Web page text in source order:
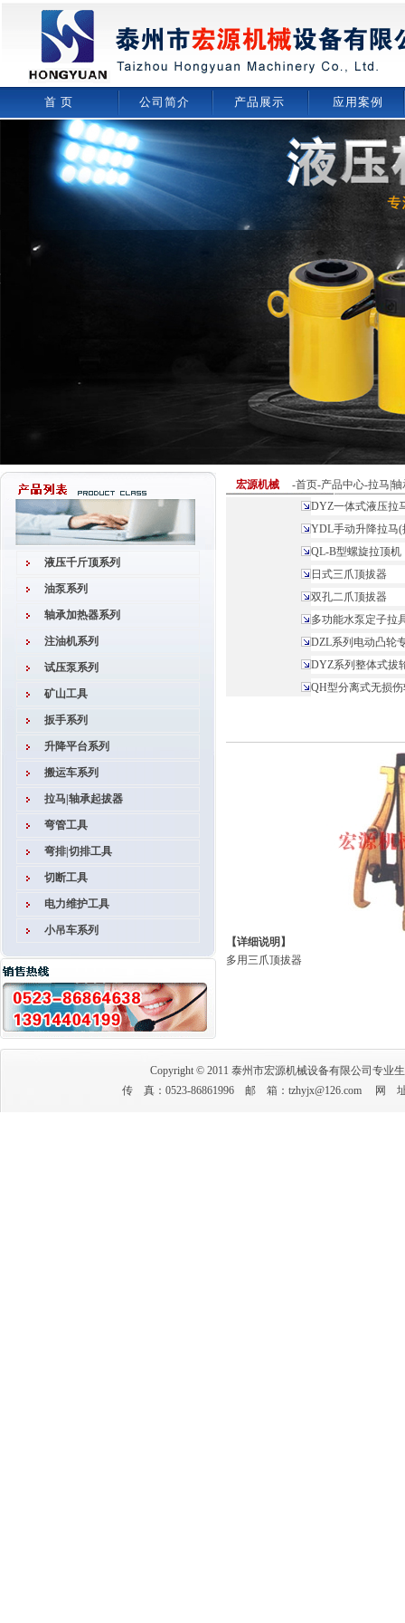
首 页 公司简介 产品展示 应用案例
液压千斤顶系列
油泵系列
轴承加热器系列
注油机系列
试压泵系列
矿山工具
扳手系列
升降平台系列
搬运车系列
拉马|轴承起拔器
弯管工具
弯排|切排工具
切断工具
电力维护工具
小吊车系列
宏源机械 -首页-产品中心-拉马|
DYZ一体式液压拉
YDL手动升降拉马(
QL-B型螺旋拉顶机
日式三爪顶拔器
双孔二爪顶拔器
多功能水泵定子拉
DZL系列电动凸轮
DYZ系列整体式拔
QH型分离式无损
【详细说明】
多用三爪顶拔器
Copyright © 2011 泰州市宏源机械设备有限公司专业
传 真：0523-86861996 邮 箱：tzhyjx@126.com 网